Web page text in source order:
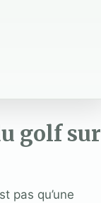
golf sur
pas qu’une